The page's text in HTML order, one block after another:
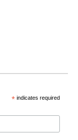
* indicates required